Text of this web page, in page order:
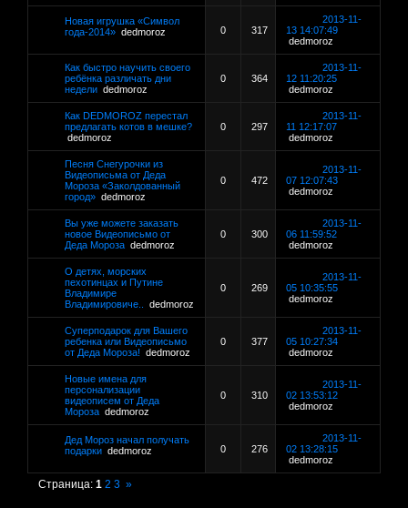
Новая игрушка «Символ
года-2014» dedmoroz 0 317
2013-11-
13 14:07:49
dedmoroz
Как быстро научить своего
ребёнка различать дни
недели dedmoroz
0 364
2013-11-
12 11:20:25
dedmoroz
Как DEDMOROZ перестал
предлагать котов в мешке?
dedmoroz
0 297
2013-11-
11 12:17:07
dedmoroz
Песня Снегурочки из
Видеописьма от Деда
Мороза «Заколдованный
город» dedmoroz
0 472
2013-11-
07 12:07:43
dedmoroz
Вы уже можете заказать
новое Видеописьмо от
Деда Мороза dedmoroz
0 300
2013-11-
06 11:59:52
dedmoroz
О детях, морских
пехотинцах и Путине
Владимире
Владимировиче..
dedmoroz
0 269
2013-11-
05 10:35:55
dedmoroz
Суперподарок для Вашего
ребенка или Видеописьмо
от Деда Мороза! dedmoroz
0 377
2013-11-
05 10:27:34
dedmoroz
Новые имена для
персонализации
видеописем от Деда
Мороза dedmoroz
0 310
2013-11-
02 13:53:12
dedmoroz
Дед Мороз начал получать
подарки dedmoroz 0 276
2013-11-
02 13:28:15
dedmoroz
Страница:1 2 3 »